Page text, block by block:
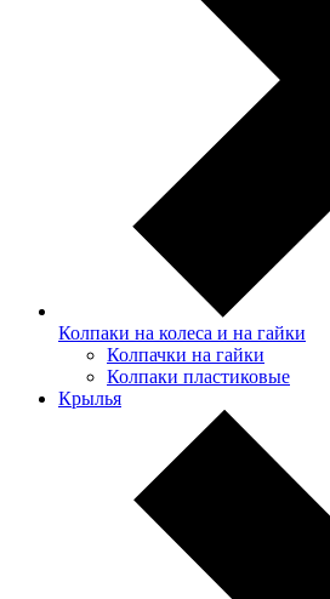
Колпаки на колеса и на гайки
Колпачки на гайки
Колпаки пластиковые
Крылья